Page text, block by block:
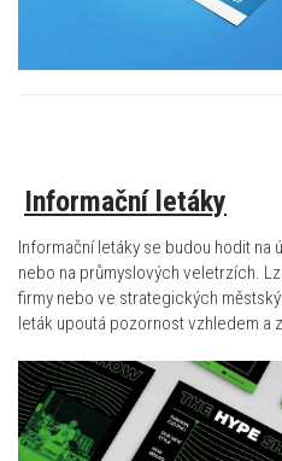
Informační letáky
Informační letáky se budou hodit na
nebo na průmyslových veletrzích.
firmy nebo ve strategických
leták upoutá pozornost vzhledem a